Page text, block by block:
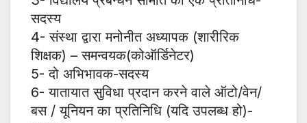
सदस्य
4- संस्था द्वारा मनोनीत अध्यापक (शारीरिक
शिक्षक) – समन्वयक(कोऑर्डिनेटर)
5- दो अभिभावक-सदस्य
6- यातायात सुविधा प्रदान करने वाले ऑटो/वेन/
बस / यूनियन का प्रतिनिधि (यदि उपलब्ध हो)-